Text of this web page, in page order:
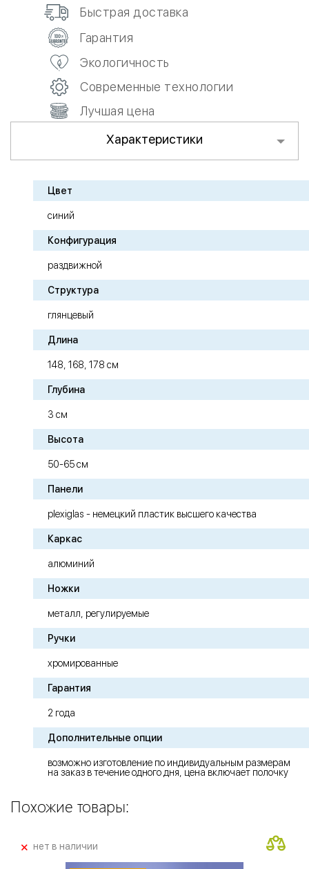
Быстрая доставка
Гарантия
Экологичность
Современные технологии
Лучшая цена
Характеристики
Цвет
синий
Конфигурация
раздвижной
Структура
глянцевый
Длина
148, 168, 178 см
Глубина
3 см
Высота
50-65 см
Панели
plexiglas - немецкий пластик высшего качества
Каркас
алюминий
Ножки
металл, регулируемые
Ручки
хромированные
Гарантия
2 года
Дополнительные опции
возможно изготовление по индивидуальным размерам
на заказ в течение одного дня, цена включает полочку
Похожие товары:
+нет в наличии